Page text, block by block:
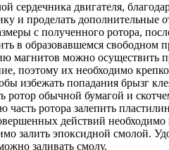
сердечника двигателя,
и проделать дополнительные
с полученного ротора,
в образовавшемся свободном
магнитов можно осуществить
поэтому их необходимо
избежать попадания брызг
ротор обычной бумагой и
часть ротора залепить
действий необходимо
залить эпоксидной смолой.
заливать смолу.